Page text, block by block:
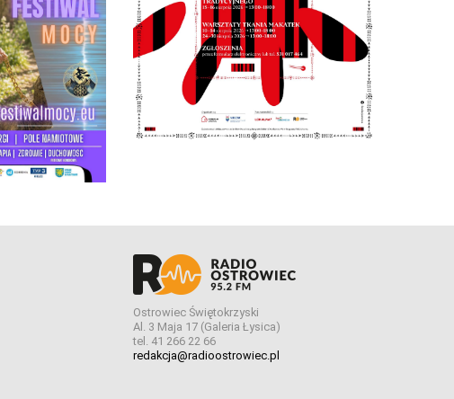
Ostrowiec Świętokrzyski
Al. 3 Maja 17 (Galeria Łysica)
tel. 41 266 22 66
redakcja@radioostrowiec.pl